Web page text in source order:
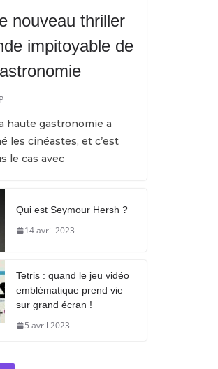
nouveau thriller
impitoyable de
haute gastronomie a
les cinéastes, et c’est
le cas avec
Qui est Seymour Hersh ?
14 avril 2023
Tetris : quand le jeu vidéo
emblématique prend vie
sur grand écran !
5 avril 2023